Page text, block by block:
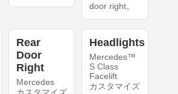
door right。
Rear
Door
Right
Mercedes
カスタマイズ
Headlights
Mercedes™
S Class
Facelift
カスタマイズ